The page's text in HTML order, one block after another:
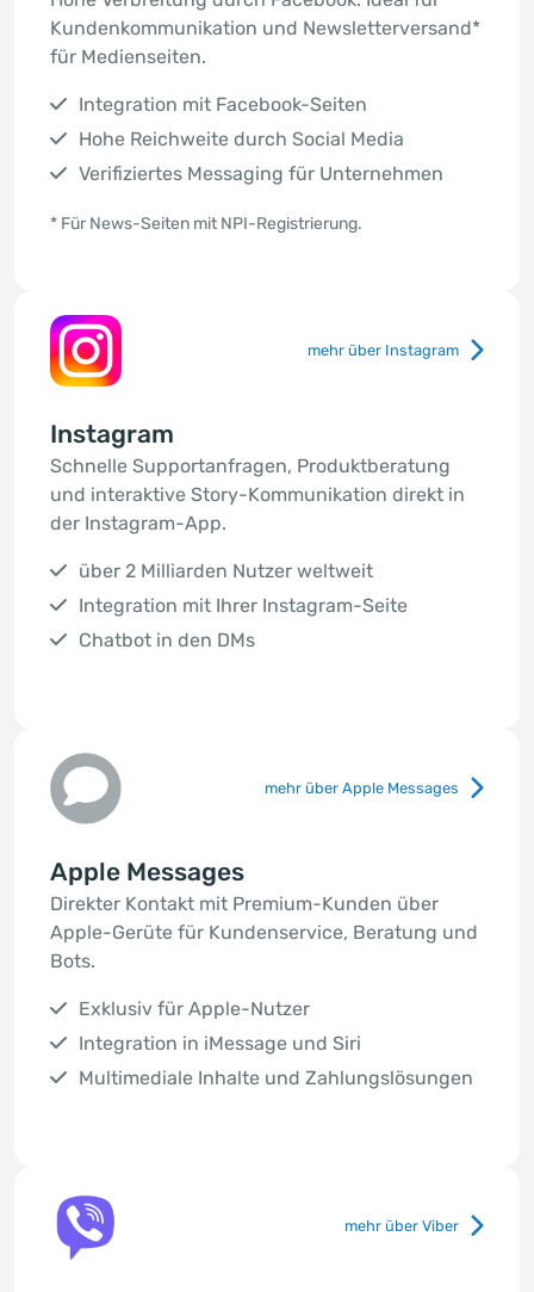
Kundenkommunikation und Newsletterversand*
für Medienseiten.
Integration mit Facebook-Seiten
Hohe Reichweite durch Social Media
Verifiziertes Messaging für Unternehmen
* Für News-Seiten mit NPI-Registrierung.
mehr über Instagram
Instagram
Schnelle Supportanfragen, Produktberatung
und interaktive Story-Kommunikation direkt in
der Instagram-App.
über 2 Milliarden Nutzer weltweit
Integration mit Ihrer Instagram-Seite
Chatbot in den DMs
mehr über Apple Messages
Apple Messages
Direkter Kontakt mit Premium-Kunden über
Apple-Gerüte für Kundenservice, Beratung und
Bots.
Exklusiv für Apple-Nutzer
Integration in iMessage und Siri
Multimediale Inhalte und Zahlungslösungen
mehr über Viber